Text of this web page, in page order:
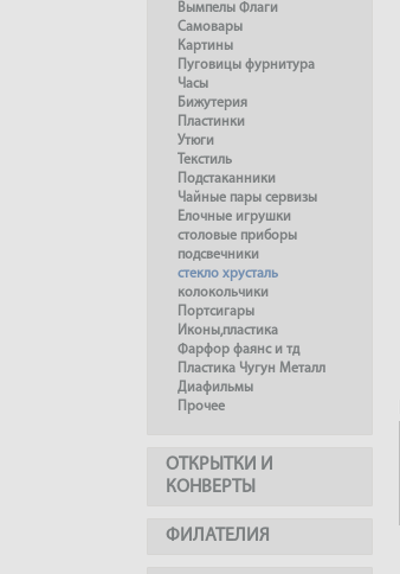
Вымпелы Флаги
Самовары
Картины
Пуговицы фурнитура
Часы
Бижутерия
Пластинки
Утюги
Текстиль
Подстаканники
Чайные пары сервизы
Елочные игрушки
столовые приборы
подсвечники
стекло хрусталь
колокольчики
Портсигары
Иконы,пластика
Фарфор фаянс и тд
Пластика Чугун Металл
Диафильмы
Прочее
ОТКРЫТКИ И
КОНВЕРТЫ
ФИЛАТЕЛИЯ